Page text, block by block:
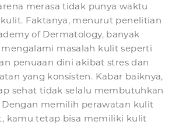
merasa tidak punya waktu
Faktanya, menurut penelitian
of Dermatology, banyak
masalah kulit seperti
penuaan dini akibat stres dan
yang konsisten. Kabar baiknya,
sehat tidak selalu membutuhkan
memilih perawatan kulit
kamu tetap bisa memiliki kulit